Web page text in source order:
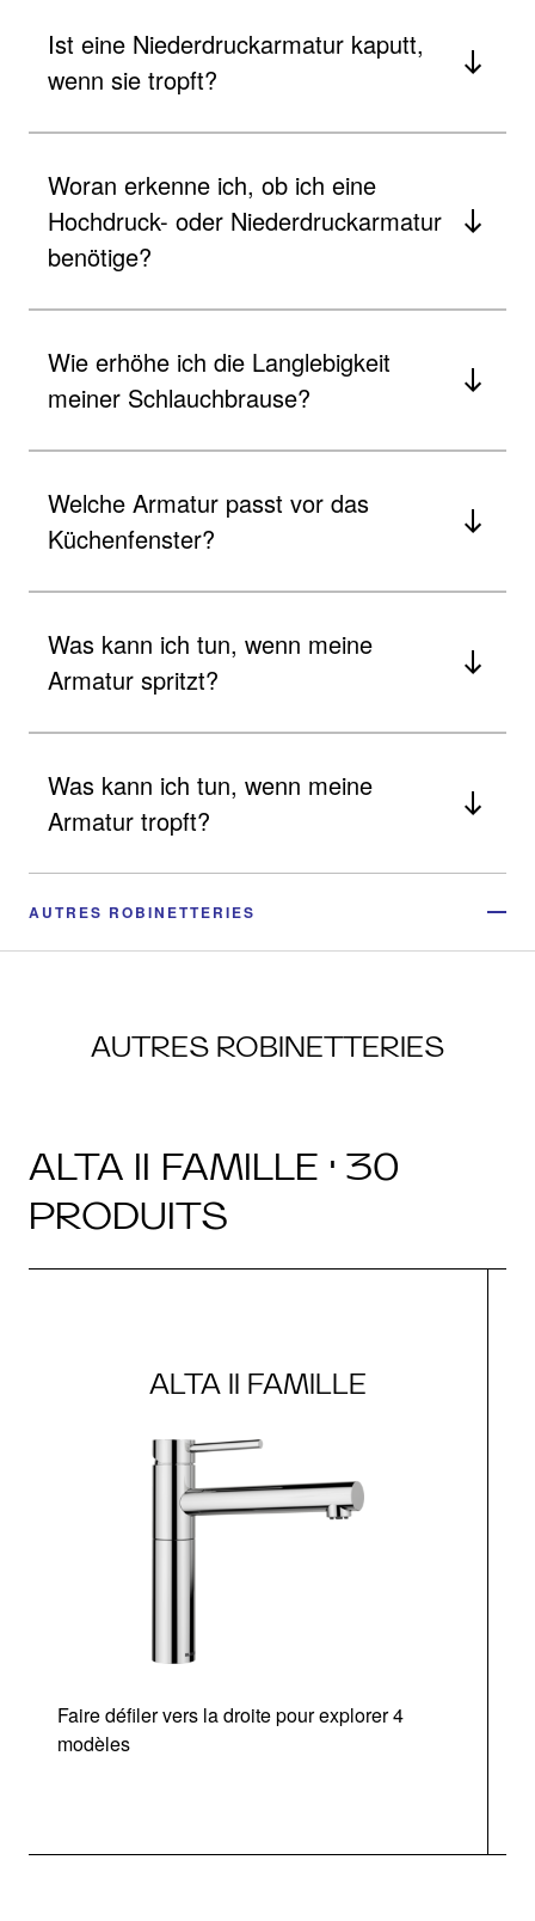
Ist eine Niederdruckarmatur kaputt,
wenn sie tropft?
Woran erkenne ich, ob ich eine
Hochdruck- oder Niederdruckarmatur
benötige?
Wie erhöhe ich die Langlebigkeit
meiner Schlauchbrause?
Welche Armatur passt vor das
Küchenfenster?
Was kann ich tun, wenn meine
Armatur spritzt?
Was kann ich tun, wenn meine
Armatur tropft?
AUTRES ROBINETTERIES
AUTRES ROBINETTERIES
ALTA II FAMILLE · 30
PRODUITS
ALTA II FAMILLE
Faire défiler vers la droite pour explorer 4
modèles